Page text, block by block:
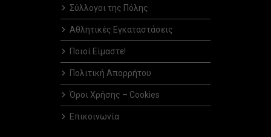
Σύλλογοι της Πόλης
Αθλητικές Εγκαταστάσεις
Ποιοί Είμαστε!
Πολιτική Απορρήτου
Όροι Χρήσης – Cookies
Επικοινωνία